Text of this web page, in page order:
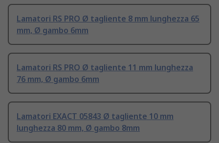
Lamatori RS PRO Ø tagliente 8 mm lunghezza 65
mm, Ø gambo 6mm
Lamatori RS PRO Ø tagliente 11 mm lunghezza
76 mm, Ø gambo 6mm
Lamatori EXACT 05843 Ø tagliente 10 mm
lunghezza 80 mm, Ø gambo 8mm